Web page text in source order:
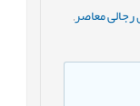
معاصر‌‌‌‌‌‌‌‌‌‌‌‌‌‌‌‌,